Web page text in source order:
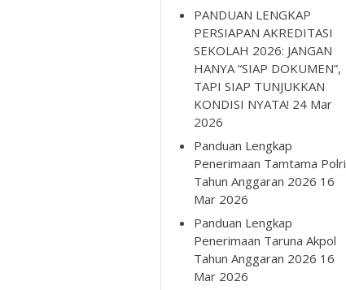
PANDUAN LENGKAP
PERSIAPAN AKREDITASI
SEKOLAH 2026: JANGAN
HANYA “SIAP DOKUMEN”,
TAPI SIAP TUNJUKKAN
KONDISI NYATA! 24 Mar
2026
Panduan Lengkap
Penerimaan Tamtama Polri
Tahun Anggaran 2026 16
Mar 2026
Panduan Lengkap
Penerimaan Taruna Akpol
Tahun Anggaran 2026 16
Mar 2026